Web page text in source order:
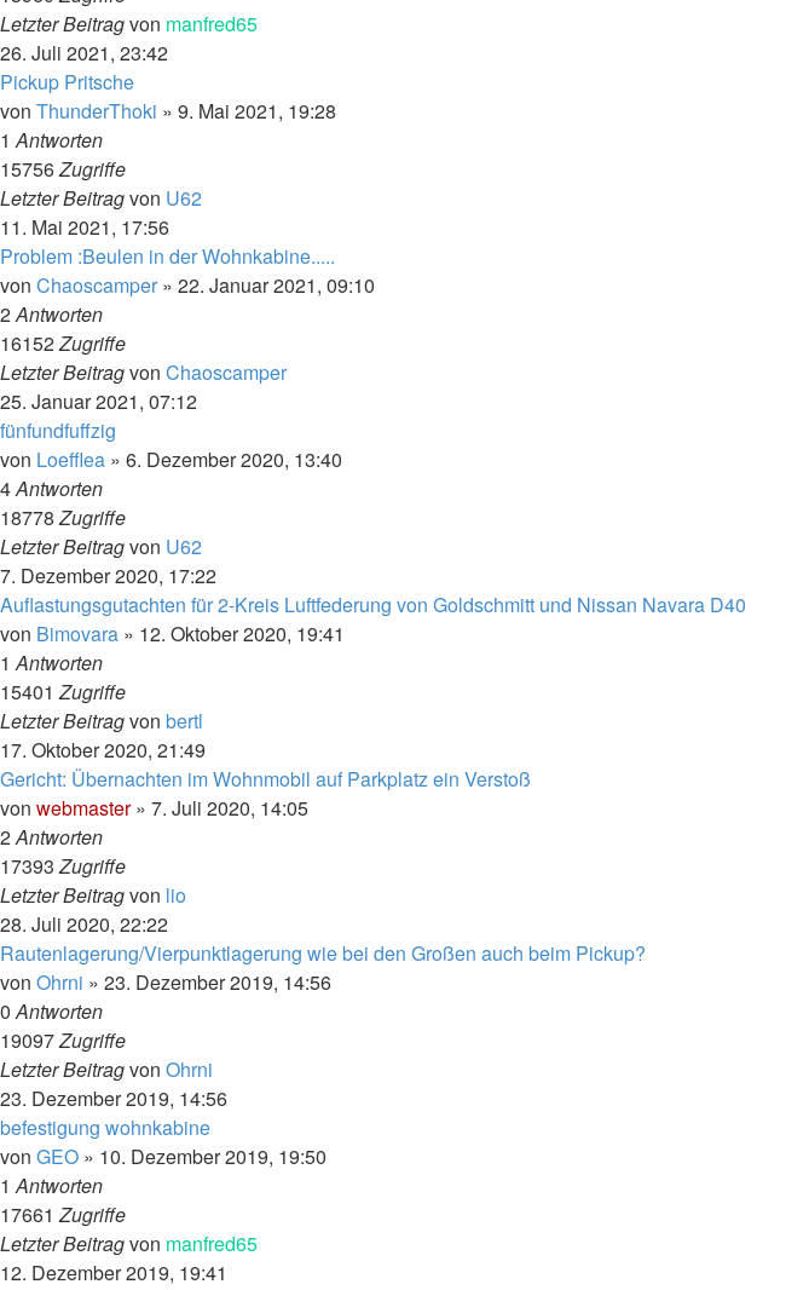
Letzter Beitragvon manfred65
26. Juli 2021, 23:42
Pickup Pritsche
von ThunderThoki » 9. Mai 2021, 19:28
1Antworten
15756Zugriffe
Letzter Beitragvon U62
11. Mai 2021, 17:56
Problem :Beulen in der Wohnkabine.....
von Chaoscamper » 22. Januar 2021, 09:10
2Antworten
16152Zugriffe
Letzter Beitragvon Chaoscamper
25. Januar 2021, 07:12
fünfundfuffzig
von Loefflea » 6. Dezember 2020, 13:40
4Antworten
18778Zugriffe
Letzter Beitragvon U62
7. Dezember 2020, 17:22
Auflastungsgutachten für 2-Kreis Luftfederung von Goldschmitt und Nissan Navara D40
von Bimovara » 12. Oktober 2020, 19:41
1Antworten
15401Zugriffe
Letzter Beitragvon bertl
17. Oktober 2020, 21:49
Gericht: Übernachten im Wohnmobil auf Parkplatz ein Verstoß
von webmaster» 7. Juli 2020, 14:05
2Antworten
17393Zugriffe
Letzter Beitragvon lio
28. Juli 2020, 22:22
Rautenlagerung/Vierpunktlagerung wie bei den Großen auch beim Pickup?
von Ohrni » 23. Dezember 2019, 14:56
0Antworten
19097Zugriffe
Letzter Beitragvon Ohrni
23. Dezember 2019, 14:56
befestigung wohnkabine
von GEO » 10. Dezember 2019, 19:50
1Antworten
17661Zugriffe
Letzter Beitragvon manfred65
12. Dezember 2019, 19:41